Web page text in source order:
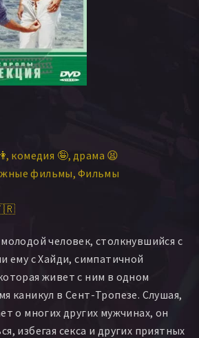
комедия 🤪 драма 😫
фильмы Фильмы
человек, столкнувшийся с
ему с Хайди, симпатичной
живет с ним в одном
каникул в Сент-Тропезе. Слушая,
о многих других мужчинах, он
избегая секса и других приятных